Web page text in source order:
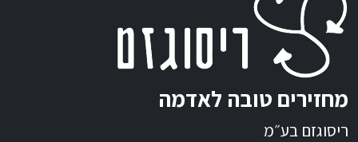
מחזירים טובה לאדמה
ריסוגזם בע״מ